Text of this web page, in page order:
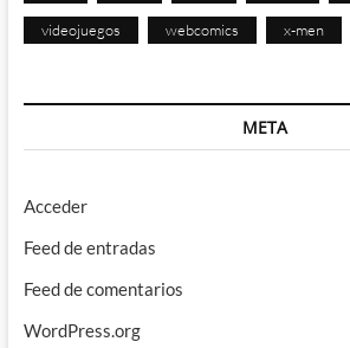
videojuegos webcomics x-men
META
Acceder
Feed de entradas
Feed de comentarios
WordPress.org